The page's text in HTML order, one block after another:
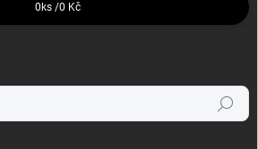
0 ks /0 Kč
Hledat